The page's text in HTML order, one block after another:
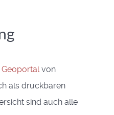
Geoportalvon
als druckbaren
sind auch alle